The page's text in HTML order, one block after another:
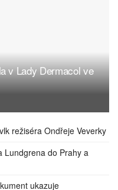
v Lady Dermacol ve
režiséra Ondřeje Veverky
Lundgrena do Prahy a
ukazuje